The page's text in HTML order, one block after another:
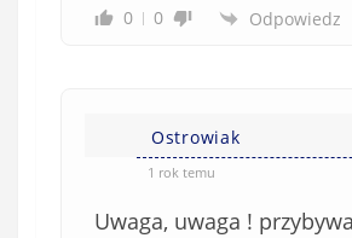
0 0 Odpowiedz
Ostrowiak
1 rok temu
Uwaga, uwaga !